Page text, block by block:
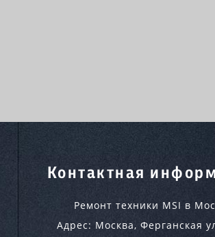
Контактная
Ремонт техники MSI в
Адрес: Москва, Ферганская